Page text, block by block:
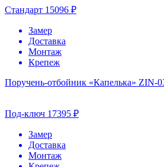
Стандарт 15096 ₽
Замер
Доставка
Монтаж
Крепеж
Поручень-отбойник «Капелька» ZIN-
Под-ключ 17395 ₽
Замер
Доставка
Монтаж